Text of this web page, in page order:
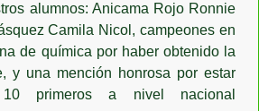
alumnos: Anicama Rojo Ronnie
Camila Nicol, campeones en
de química por haber obtenido la
y una mención honrosa por estar
primeros a nivel nacional